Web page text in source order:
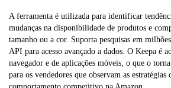
A ferramenta é utilizada para identificar
mudanças na disponibilidade de produtos e
tamanho ou a cor. Suporta pesquisas em
API para acesso avançado a dados. O Keepa é
navegador e de aplicações móveis, o que o
para os vendedores que observam as estratégias